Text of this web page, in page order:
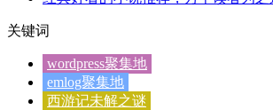
关键词
wordpress聚集地
emlog聚集地
西游记未解之谜